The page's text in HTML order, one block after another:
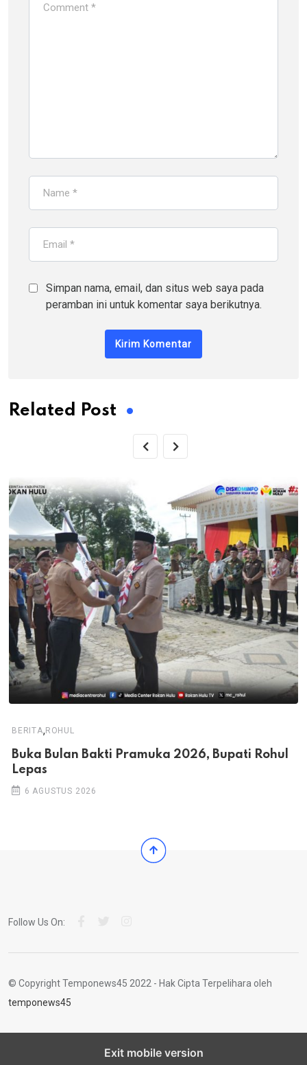
Simpan nama, email, dan situs web saya pada
peramban ini untuk komentar saya berikutnya.
Related Post
BERITA,ROHUL
Buka Bulan Bakti Pramuka 2026, Bupati Rohul
Lepas
6 AGUSTUS 2026
Follow Us On:
© Copyright Temponews45 2022 - Hak Cipta Terpelihara oleh
temponews45
Exit mobile version